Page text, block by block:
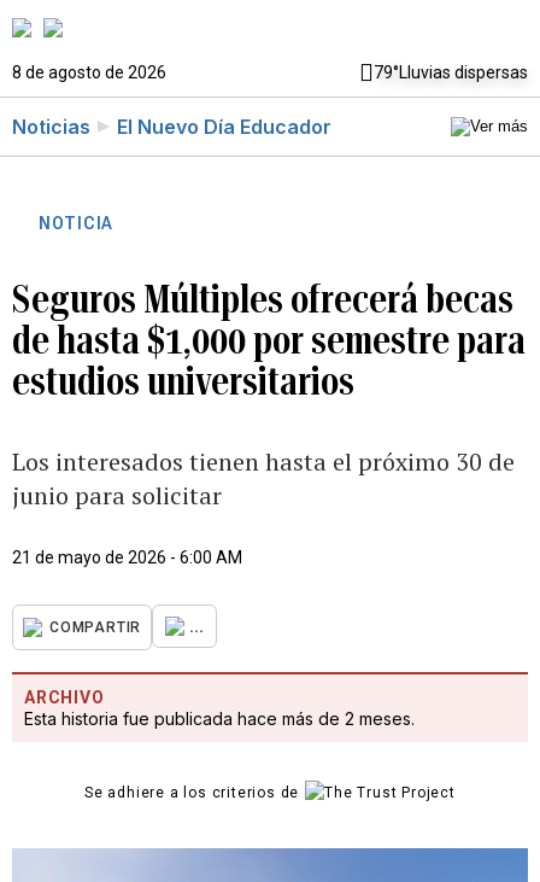
8 de agosto de 2026 79°Lluvias dispersas
Noticias El Nuevo Día Educador
NOTICIA
Seguros Múltiples ofrecerá becas
de hasta $1,000 por semestre para
estudios universitarios
Los interesados tienen hasta el próximo 30 de
junio para solicitar
21 de mayo de 2026 - 6:00 AM
COMPARTIR ...
ARCHIVO
Esta historia fue publicada hace más de 2 meses.
Se adhiere a los criterios de